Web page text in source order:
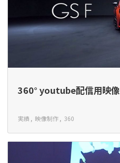
360° youtube配信用映像
実績 映像制作 360